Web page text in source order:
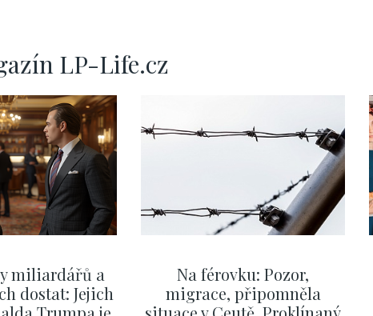
LP-Life.cz
miliardářů a
dostat: Jejich
Na férovku: Pozor,
migrace, připomněla